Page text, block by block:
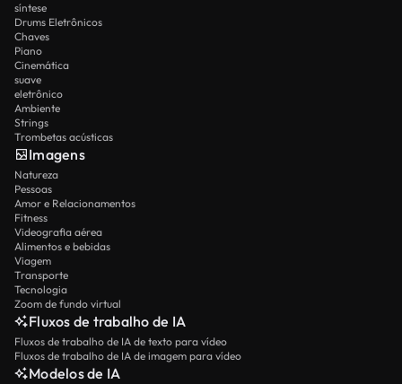
síntese
Drums Eletrônicos
Chaves
Piano
Cinemática
suave
eletrônico
Ambiente
Strings
Trombetas acústicas
Imagens
Natureza
Pessoas
Amor e Relacionamentos
Fitness
Videografia aérea
Alimentos e bebidas
Viagem
Transporte
Tecnologia
Zoom de fundo virtual
Fluxos de trabalho de IA
Fluxos de trabalho de IA de texto para vídeo
Fluxos de trabalho de IA de imagem para vídeo
Modelos de IA